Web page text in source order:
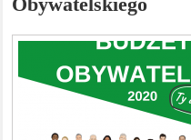
Obywatelskiego